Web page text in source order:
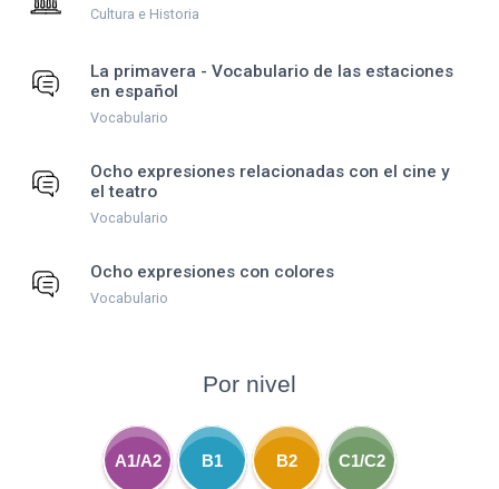
Cultura e Historia
La primavera - Vocabulario de las estaciones
en español
Vocabulario
Ocho expresiones relacionadas con el cine y
el teatro
Vocabulario
Ocho expresiones con colores
Vocabulario
Por nivel
A1/A2 B1 B2 C1/C2